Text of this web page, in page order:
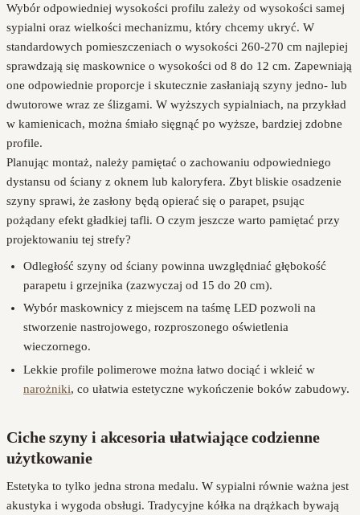
Wybór odpowiedniej wysokości profilu zależy od wysokości samej
sypialni oraz wielkości mechanizmu, który chcemy ukryć. W
standardowych pomieszczeniach o wysokości 260-270 cm najlepiej
sprawdzają się maskownice o wysokości od 8 do 12 cm. Zapewniają
one odpowiednie proporcje i skutecznie zasłaniają szyny jedno- lub
dwutorowe wraz ze ślizgami. W wyższych sypialniach, na przykład
w kamienicach, można śmiało sięgnąć po wyższe, bardziej zdobne
profile.
Planując montaż, należy pamiętać o zachowaniu odpowiedniego
dystansu od ściany z oknem lub kaloryfera. Zbyt bliskie osadzenie
szyny sprawi, że zasłony będą opierać się o parapet, psując
pożądany efekt gładkiej tafli. O czym jeszcze warto pamiętać przy
projektowaniu tej strefy?
Odległość szyny od ściany powinna uwzględniać głębokość
parapetu i grzejnika (zazwyczaj od 15 do 20 cm).
Wybór maskownicy z miejscem na taśmę LED pozwoli na
stworzenie nastrojowego, rozproszonego oświetlenia
wieczornego.
Lekkie profile polimerowe można łatwo dociąć i wkleić w
narożniki, co ułatwia estetyczne wykończenie boków zabudowy.
Ciche szyny i akcesoria ułatwiające codzienne
użytkowanie
Estetyka to tylko jedna strona medalu. W sypialni równie ważna jest
akustyka i wygoda obsługi. Tradycyjne kółka na drążkach bywają